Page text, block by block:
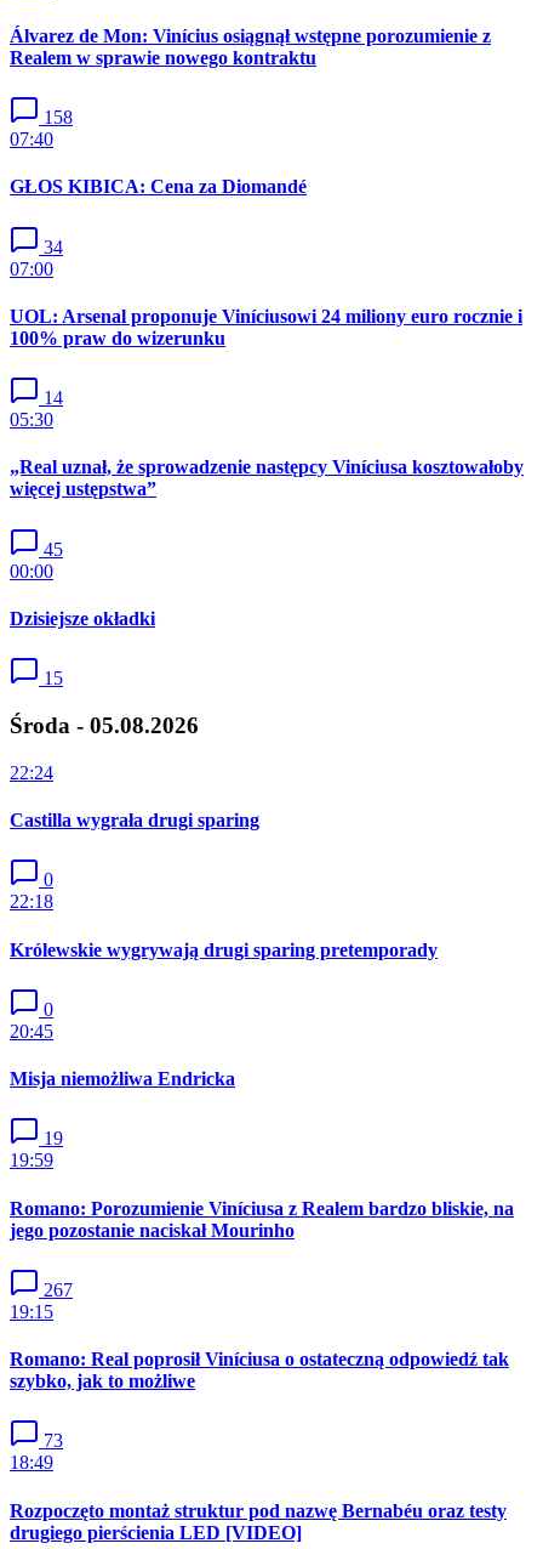
Álvarez de Mon: Vinícius osiągnął wstępne porozumienie z
Realem w sprawie nowego kontraktu
158
07:40
GŁOS KIBICA: Cena za Diomandé
34
07:00
UOL: Arsenal proponuje Viníciusowi 24 miliony euro rocznie i
100% praw do wizerunku
14
05:30
„Real uznał, że sprowadzenie następcy Viníciusa kosztowałoby
więcej ustępstwa”
45
00:00
Dzisiejsze okładki
15
Środa - 05.08.2026
22:24
Castilla wygrała drugi sparing
0
22:18
Królewskie wygrywają drugi sparing pretemporady
0
20:45
Misja niemożliwa Endricka
19
19:59
Romano: Porozumienie Viníciusa z Realem bardzo bliskie, na
jego pozostanie naciskał Mourinho
267
19:15
Romano: Real poprosił Viníciusa o ostateczną odpowiedź tak
szybko, jak to możliwe
73
18:49
Rozpoczęto montaż struktur pod nazwę Bernabéu oraz testy
drugiego pierścienia LED [VIDEO]